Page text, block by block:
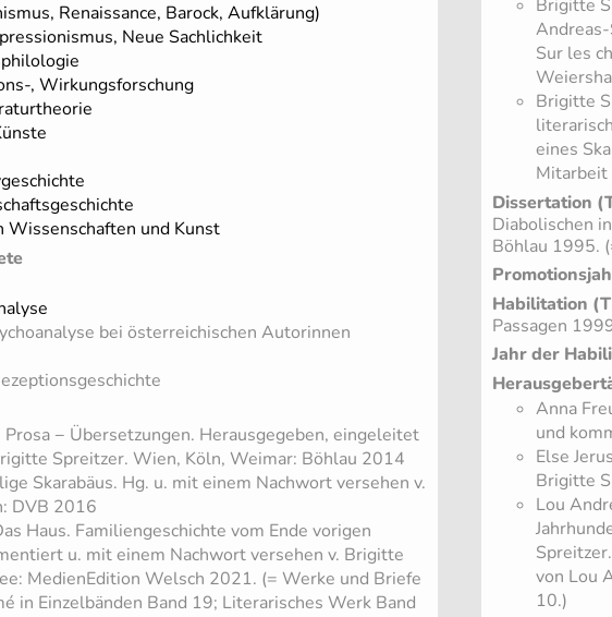
Renaissance, Barock, Aufklärung)
Neue Sachlichkeit
, Wirkungsforschung
Wissenschaften und Kunst
bei österreichischen Autorinnen
− Übersetzungen. Herausgegeben, eingeleitet
Spreitzer. Wien, Köln, Weimar: Böhlau 2014
Skarabäus. Hg. u. mit einem Nachwort versehen v.
DVB 2016
Haus. Familiengeschichte vom Ende vorigen
u. mit einem Nachwort versehen v. Brigitte
MedienEdition Welsch 2021. (= Werke und Briefe
in Einzelbänden Band 19; Literarisches Werk Band
Brigitte
Sur les
Brigitte
eines
Mitarbeit
Dissertation
Diabolischen
Böhlau 1995.
Habilitation
Passagen
Jahr der
Anna
und
Else
Brigitte
Lou
von Lou
10.)